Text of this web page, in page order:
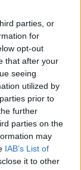
parties, or
for
opt-out
that after your
seeing
utilized by
prior to
further
parties on the
may
IAB’s List of
it to other
įkalbėjo
–